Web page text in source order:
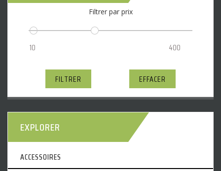
Filtrer par prix
FILTRER EFFACER
EXPLORER
ACCESSOIRES